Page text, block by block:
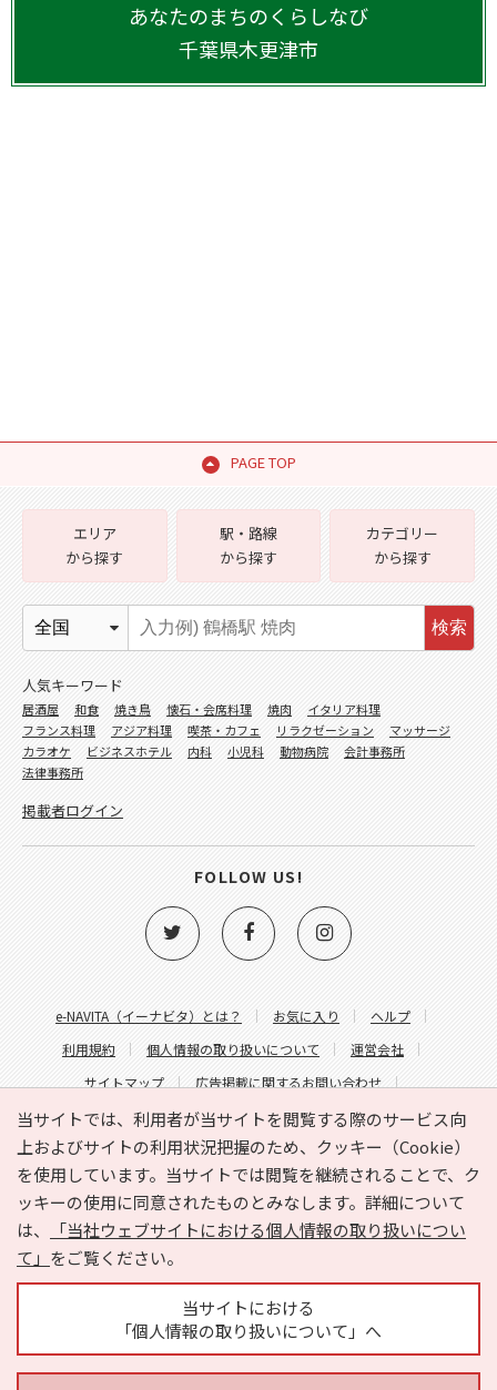
あなたのまちのくらしなび
千葉県木更津市
PAGE TOP
当サイトでは、利用者が当サイトを閲覧する際のサービス向
上およびサイトの利用状況把握のため、クッキー（Cookie）
を使用しています。当サイトでは閲覧を継続されることで、ク
ッキーの使用に同意されたものとみなします。詳細について
は、
「当社ウェブサイトにおける個人情報の取り扱いについ
て」 をご覧ください。
当サイトにおける
「個人情報の取り扱いについて」へ
e-NAVITA（イーナビタ）とは？ お気に入り
ヘルプ
利用規約
個人情報の取り扱いについて
運営会社
サイトマップ
広告掲載に関するお問い合わせ
サイトの内容に関するお問い合わせ
エリア
から探す
駅・路線
から探す
カテゴリー
から探す
検索
人気キーワード
居酒屋 和食 焼き鳥 懐石・会席料理 焼肉
イタリア料理
フランス料理
アジア料理 喫茶・カフェ リラクゼーション
マッサージ
カラオケ
ビジネスホテル 内科 小児科 動物病院
会計事務所
法律事務所
掲載者ログイン
FOLLOW US!
Copyright © HYOJITO.Co.,Ltd. All Rights Reserved.